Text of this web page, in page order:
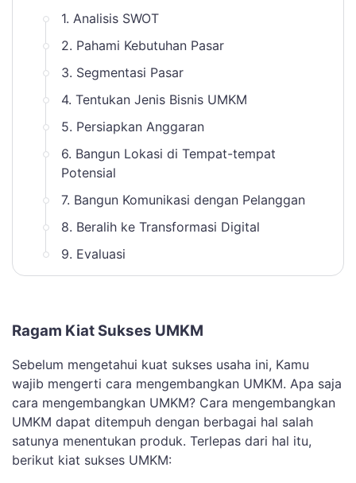
1. Analisis SWOT
2. Pahami Kebutuhan Pasar
3. Segmentasi Pasar
4. Tentukan Jenis Bisnis UMKM
5. Persiapkan Anggaran
6. Bangun Lokasi di Tempat-tempat
Potensial
7. Bangun Komunikasi dengan Pelanggan
8. Beralih ke Transformasi Digital
9. Evaluasi
Ragam Kiat Sukses UMKM
Sebelum mengetahui kuat sukses usaha ini, Kamu
wajib mengerti cara mengembangkan UMKM. Apa saja
cara mengembangkan UMKM? Cara mengembangkan
UMKM dapat ditempuh dengan berbagai hal salah
satunya menentukan produk. Terlepas dari hal itu,
berikut kiat sukses UMKM: